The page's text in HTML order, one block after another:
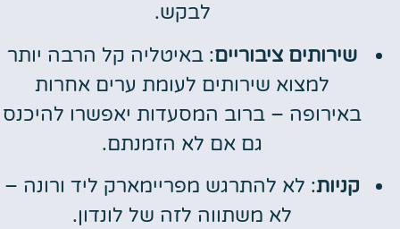
לבקש.
שירותים ציבוריים: באיטליה קל הרבה יותר
למצוא שירותים לעומת ערים אחרות
באירופה – ברוב המסעדות יאפשרו להיכנס
גם אם לא הזמנתם.
קניות: לא להתרגש מפריימארק ליד ורונה –
לא משתווה לזה של לונדון.